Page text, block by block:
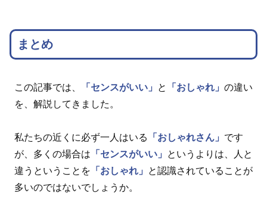
まとめ
この記事では、 「センスがいい」 と 「おしゃれ」 の違い
を、解説してきました。
私たちの近くに必ず一人はいる 「おしゃれさん」 です
が、多くの場合は 「センスがいい」
というよりは、人と
違うということを 「おしゃれ」
と認識されていることが
多いのではないでしょうか。